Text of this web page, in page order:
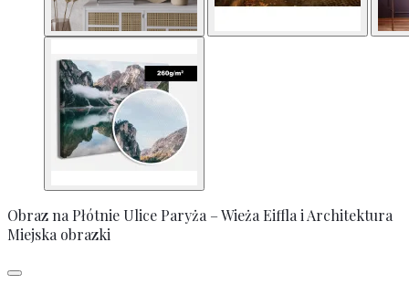
Obraz na Płótnie Ulice Paryża – Wieża Eiffla i Architektura
Miejska obrazki